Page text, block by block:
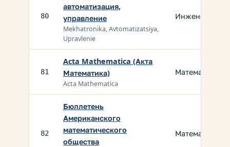
80
автоматизация,
управление
Mekhatronika, Avtomatizatsiya,
Upravlenie
Инженерия
81
Acta Mathematica (Акта
Математика)
Acta Mathematica
Математика
82
Бюллетень
Американского
математического
общества
Математика